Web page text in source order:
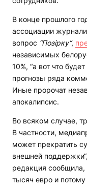
В конце прошлого
ассоциации
вопрос “Позірку“,
независимых
10%, “а вот что
прогнозы ряда
Иные пророчат
апокалипсис.
Во всяком случае,
В частности,
может прекратить
внешней
редакция сообщила,
тысяч евро и